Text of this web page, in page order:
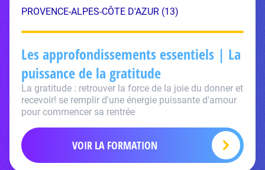
PROVENCE-ALPES-CÔTE D'AZUR (13)
Les approfondissements essentiels | La
puissance de la gratitude
La gratitude : retrouver la force de la joie du donner et
recevoir! se remplir d'une énergie puissante d'amour
pour commencer sa rentrée
VOIR LA FORMATION